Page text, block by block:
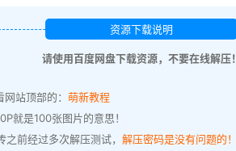
资源下载说明
请使用百度网盘下载资源，不要在线解压！
站顶部的： 萌新教程
就是100张图片的意思！
之前经过多次解压测试， 解压密码是没有问题的！